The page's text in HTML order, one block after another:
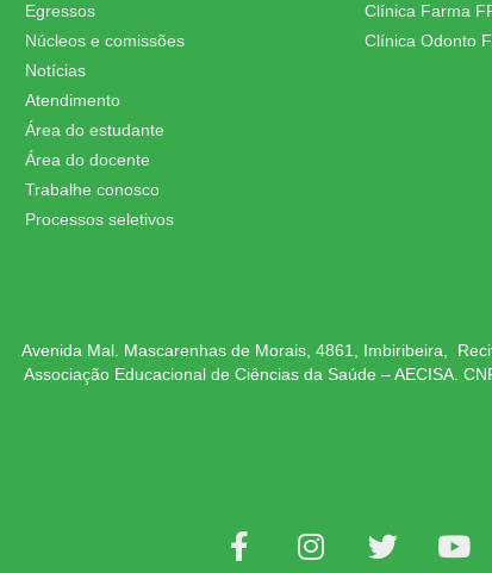
Egressos
Núcleos e comissões
Notícias
Atendimento
Área do estudante
Área do docente
Trabalhe conosco
Processos seletivos
Clínica Farma
Clínica Odonto
Avenida Mal. Mascarenhas de Morais, 4861, Imbiribeira,
Associação Educacional de Ciências da Saúde – AECISA.